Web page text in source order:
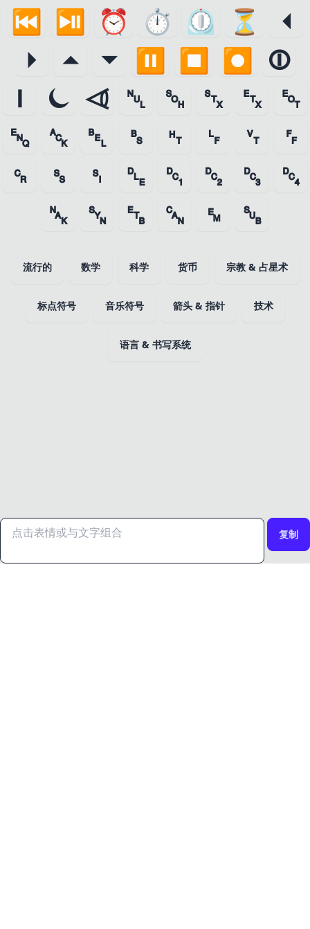
⏮ ⏯ ⏰ ⏱ ⏲ ⏳
⏴
⏵
⏶ ⏷ ⏸ ⏹ ⏺ ⏼
⏽
⏾ ⏿ ␀ ␁ ␂ ␃
␄
␅ ␆ ␇ ␈ ␉ ␊ ␋
␌
␍
␎ ␏ ␐ ␑ ␒ ␓
␔
␕
␖ ␗ ␘ ␙ ␚
流行的 数学 科学 货币 宗教 & 占星术
标点符号 音乐符号 箭头 & 指针 技术
语言 & 书写系统
复制